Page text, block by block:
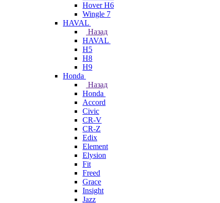
Hover H6
Wingle 7
HAVAL
Назад
HAVAL
H5
H8
H9
Honda
Назад
Honda
Accord
Civic
CR-V
CR-Z
Edix
Element
Elysion
Fit
Freed
Grace
Insight
Jazz